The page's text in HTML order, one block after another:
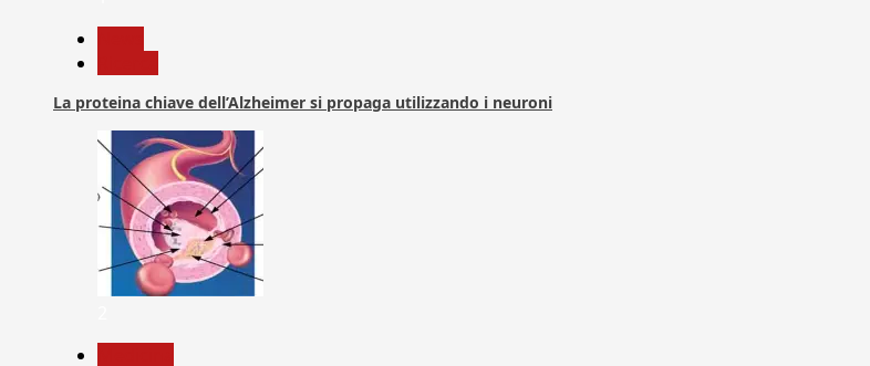
La proteina chiave dell’Alzheimer si propaga utilizzando i neuroni